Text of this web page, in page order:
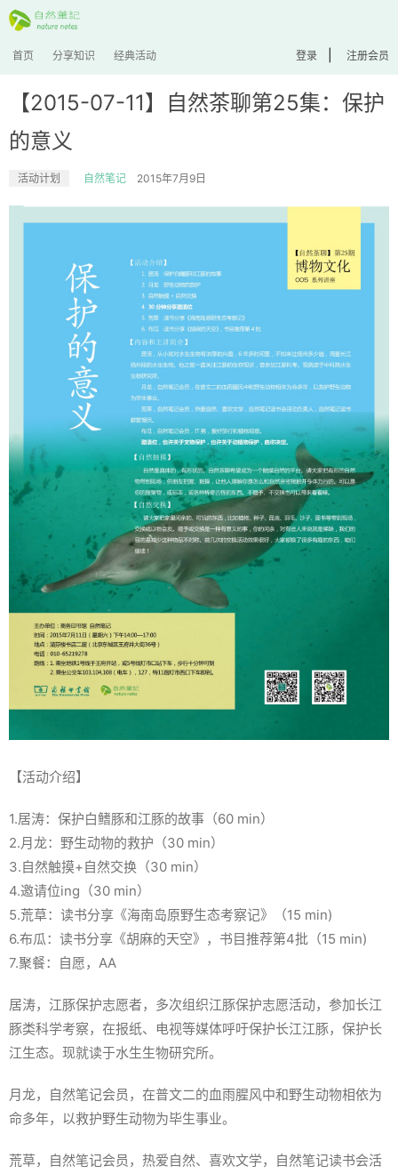
首页 分享知识 经典活动 登录 注册会员
【2015-07-11】自然茶聊第25集：保护
的意义
活动计划 自然笔记 2015年7月9日
【活动介绍】
1.居涛：保护白鳍豚和江豚的故事（60 min）
2.月龙：野生动物的救护（30 min）
3.自然触摸+自然交换（30 min）
4.邀请位ing（30 min）
5.荒草：读书分享《海南岛原野生态考察记》（15 min)
6.布瓜：读书分享《胡麻的天空》，书目推荐第4批（15 min)
7.聚餐：自愿，AA
居涛，江豚保护志愿者，多次组织江豚保护志愿活动，参加长江
豚类科学考察，在报纸、电视等媒体呼吁保护长江江豚，保护长
江生态。现就读于水生生物研究所。
月龙，自然笔记会员，在普文二的血雨腥风中和野生动物相依为
命多年，以救护野生动物为毕生事业。
荒草，自然笔记会员，热爱自然、喜欢文学，自然笔记读书会活